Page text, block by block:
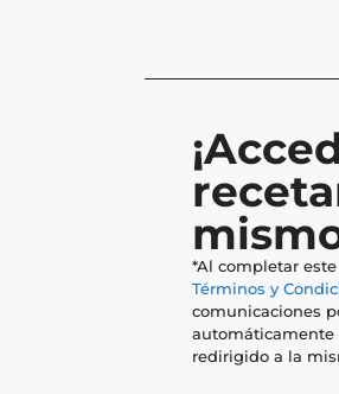
*Al completar
Términos y
comunicaciones
automáticamente
redirigido a la